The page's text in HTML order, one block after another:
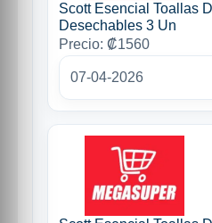
Scott Esencial Toallas
Desechables 3 Un
Precio: ₡1560
07-04-2026